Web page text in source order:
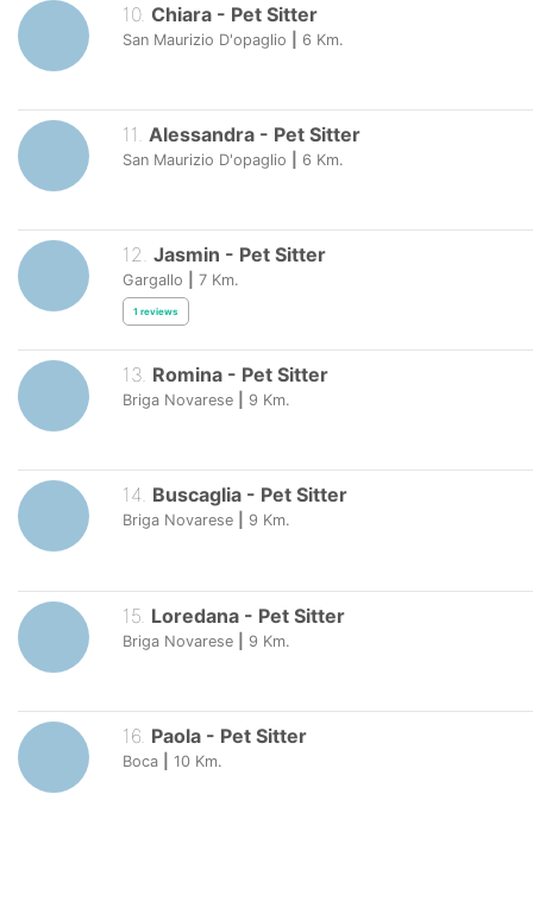
10. Chiara - Pet Sitter
San Maurizio D'opaglio 6 Km.
11 Alessandra - Pet Sitter
San Maurizio D'opaglio 6 Km.
12 Jasmin - Pet Sitter
Gargallo 7 Km.
1 reviews
13. Romina - Pet Sitter
Briga Novarese 9 Km.
14. Buscaglia - Pet Sitter
Briga Novarese 9 Km.
15 Loredana - Pet Sitter
Briga Novarese 9 Km.
16 Paola - Pet Sitter
Boca 10 Km.